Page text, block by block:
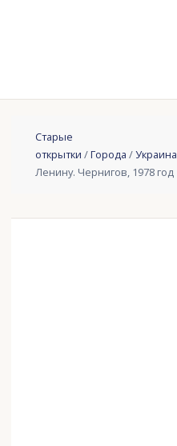
Старые
открытки /Города /Украина
Ленину. Чернигов, 1978 год